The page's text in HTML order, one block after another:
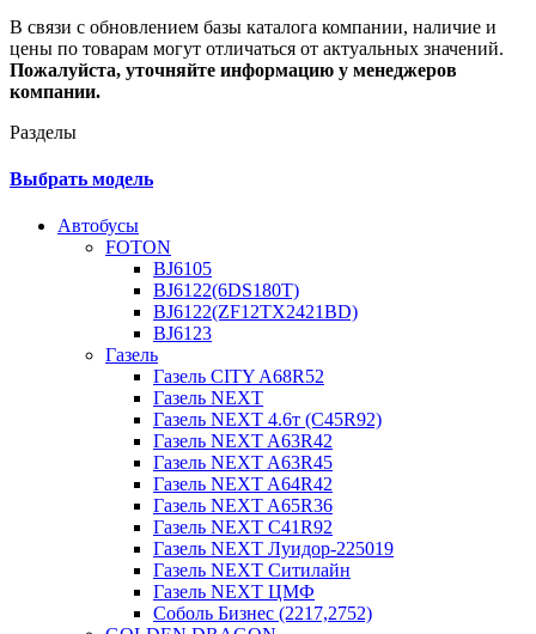
В связи с обновлением базы каталога компании, наличие и
цены по товарам могут отличаться от актуальных значений.
Пожалуйста, уточняйте информацию у менеджеров
компании.
Разделы
Выбрать модель
Автобусы
FOTON
BJ6105
BJ6122(6DS180T)
BJ6122(ZF12TX2421BD)
BJ6123
Газель
Газель CITY A68R52
Газель NEXT
Газель NEXT 4.6т (C45R92)
Газель NEXT A63R42
Газель NEXT A63R45
Газель NEXT A64R42
Газель NEXT A65R36
Газель NEXT C41R92
Газель NEXT Луидор-225019
Газель NEXT Ситилайн
Газель NEXT ЦМФ
Соболь Бизнес (2217,2752)